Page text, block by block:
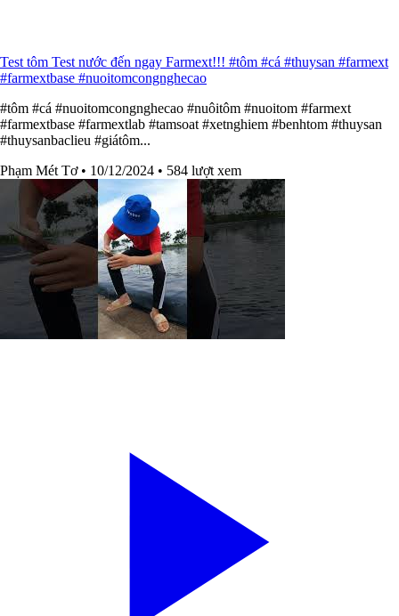
Test tôm Test nước đến ngay Farmext!!! #tôm #cá #thuysan #farmext
#farmextbase #nuoitomcongnghecao
#tôm #cá #nuoitomcongnghecao #nuôitôm #nuoitom #farmext
#farmextbase #farmextlab #tamsoat #xetnghiem #benhtom #thuysan
#thuysanbaclieu #giátôm...
Phạm Mét Tơ • 10/12/2024 • 584 lượt xem